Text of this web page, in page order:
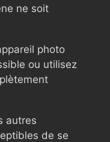
ne soit
photo
ou utilisez
autres
de se